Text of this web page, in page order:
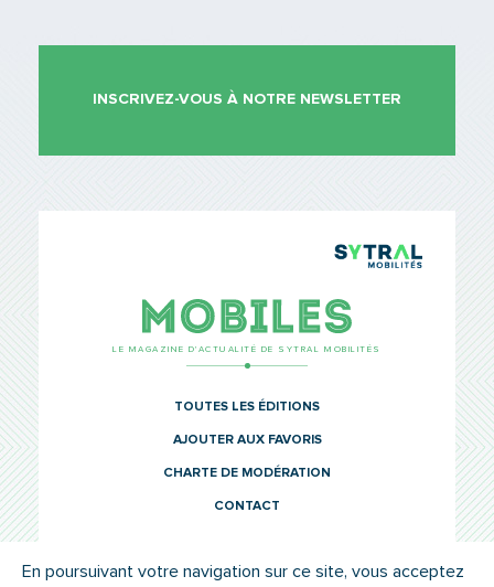
INSCRIVEZ-VOUS À NOTRE NEWSLETTER
LE MAGAZINE D’ACTUALITÉ DE SYTRAL MOBILITÉS
TOUTES LES ÉDITIONS
AJOUTER AUX FAVORIS
CHARTE DE MODÉRATION
CONTACT
En poursuivant votre navigation sur ce site, vous acceptez